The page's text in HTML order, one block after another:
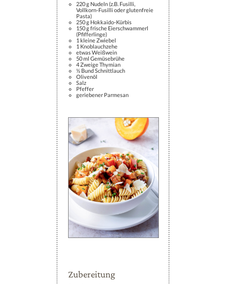
220 g Nudeln (z.B. Fusilli,
Vollkorn-Fusilli oder glutenfreie
Pasta)
250 g Hokkaido-Kürbis
150 g frische Eierschwammerl
(Pfifferlinge)
1 kleine Zwiebel
1 Knoblauchzehe
etwas Weißwein
50 ml Gemüsebrühe
4 Zweige Thymian
½ Bund Schnittlauch
Olivenöl
Salz
Pfeffer
geriebener Parmesan
Zubereitung